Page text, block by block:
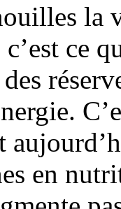
la
ce
en